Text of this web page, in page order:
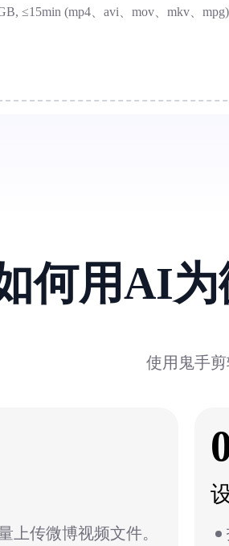
≤15min (mp4、avi、mov、mkv、mpg)
何用AI为
使用鬼手
上传微博视频文件。